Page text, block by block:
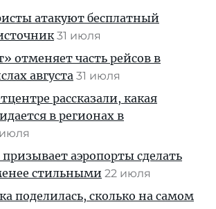
атакуют бесплатный
31 июля
отменяет часть рейсов в
августа 31 июля
рассказали, какая
в регионах в
аэропорты сделать
стильными 22 июля
поделилась, сколько на самом